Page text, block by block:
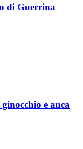
di Guerrina
e anca